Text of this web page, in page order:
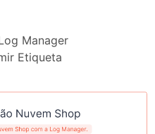
Manager
Etiqueta